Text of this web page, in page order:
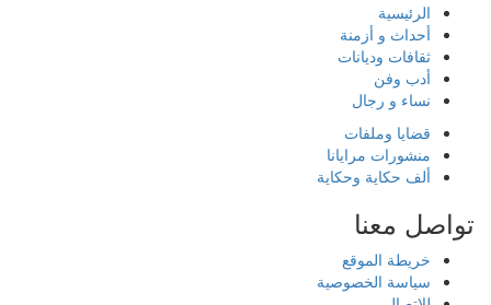
الرئيسية
أحداث و أزمنة
ثقافات وديانات
أدب وفن
نساء و رجال
قضايا وملفات
منشورات مرايانا
ألف حكاية وحكاية
تواصل معنا
خريطة الموقع
سياسة الخصوصية